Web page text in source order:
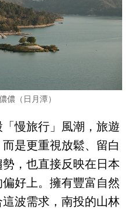
儂（日月潭）
慢旅行」風潮，旅遊
是更重視放鬆、留白
，也直接反映在日本
好上。擁有豐富自然
波需求，南投的山林